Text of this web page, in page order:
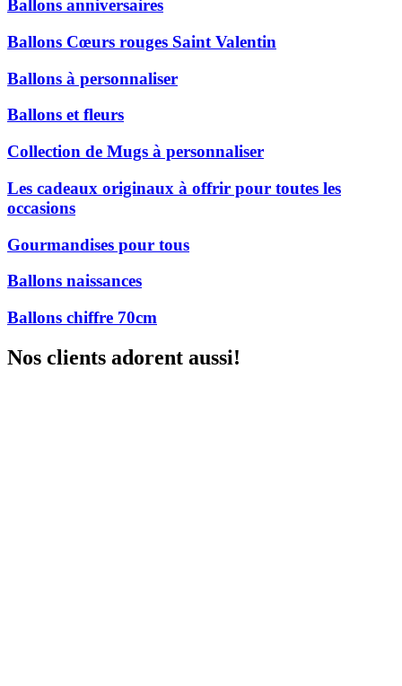
Ballons anniversaires
Ballons Cœurs rouges Saint Valentin
Ballons à personnaliser
Ballons et fleurs
Collection de Mugs à personnaliser
Les cadeaux originaux à offrir pour toutes les
occasions
Gourmandises pour tous
Ballons naissances
Ballons chiffre 70cm
Nos clients adorent aussi!